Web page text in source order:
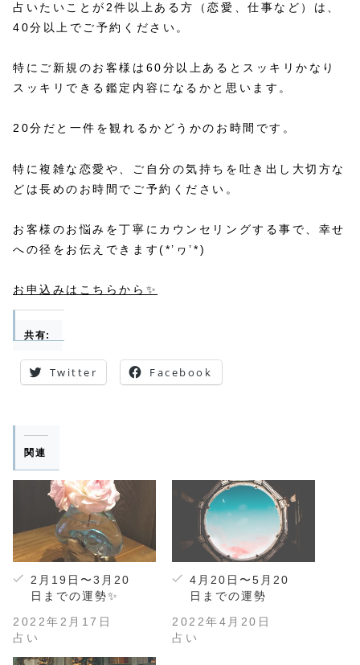
占いたいことが2件以上ある方（恋愛、仕事など）は、
40分以上でご予約ください。
特にご新規のお客様は60分以上あるとスッキリかなり
スッキリできる鑑定内容になるかと思います。
20分だと一件を観れるかどうかのお時間です。
特に複雑な恋愛や、ご自分の気持ちを吐き出し大切方な
どは長めのお時間でご予約ください。
お客様のお悩みを丁寧にカウンセリングする事で、幸せ
への径をお伝えできます(*’ヮ’*)
お申込みはこちらから✨
共有:
Twitter Facebook
関連
2月19日〜3月20
日までの運勢✨
2022年2月17日
占い
4月20日〜5月20
日までの運勢
2022年4月20日
占い